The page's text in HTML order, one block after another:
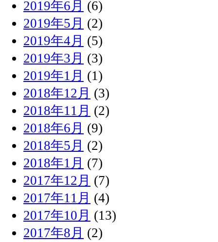
2019年6月 (6)
2019年5月 (2)
2019年4月 (5)
2019年3月 (3)
2019年1月 (1)
2018年12月 (3)
2018年11月 (2)
2018年6月 (9)
2018年5月 (2)
2018年1月 (7)
2017年12月 (7)
2017年11月 (4)
2017年10月 (13)
2017年8月 (2)